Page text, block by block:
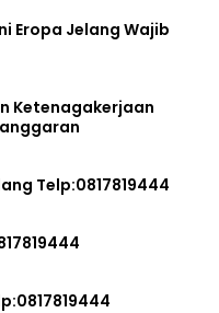
Eropa Jelang Wajib
Ketenagakerjaan
Telp:0817819444